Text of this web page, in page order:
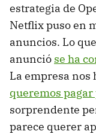
estrategia de
Netflix puso en
anuncios. Lo que
anunció se ha
La empresa nos
queremos
sorprendente
parece querer